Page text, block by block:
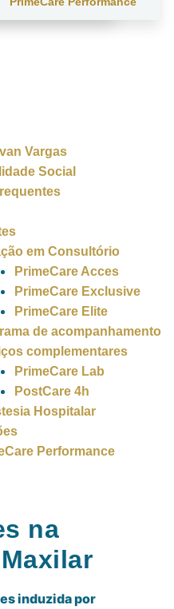
Vargas
Social
em Consultório
PrimeCare Acces
PrimeCare Exclusive
PrimeCare Elite
de acompanhamento
complementares
PrimeCare Lab
PostCare 4h
Hospitalar
Performance
na
induzida por